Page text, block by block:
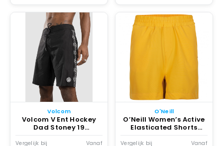
Volcom
Volcom V Ent Hockey
Dad Stoney 19
Boardshorts Zwart
Vergelijk bij Vanaf
O'Neill
O’Neill Women’s Active
Elasticated Shorts
Boardshort Geel
Vergelijk bij Vanaf